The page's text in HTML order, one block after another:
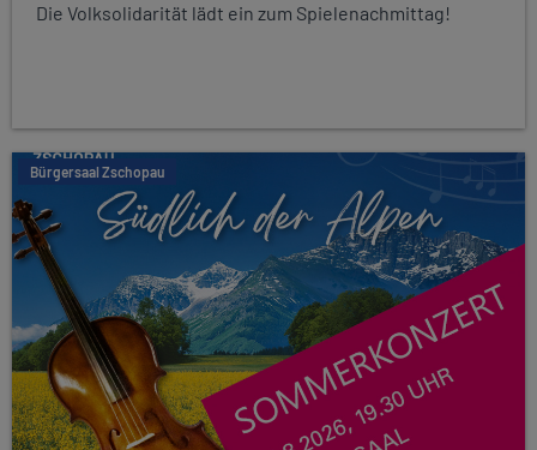
Die Volksolidarität lädt ein zum Spielenachmittag!
Bürgersaal Zschopau